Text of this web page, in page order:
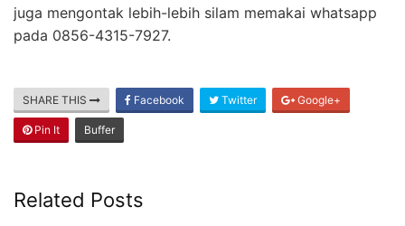
juga mengontak lebih-lebih silam memakai whatsapp
pada 0856-4315-7927.
SHARE THIS Facebook Twitter Google+
Pin It Buffer
Related Posts